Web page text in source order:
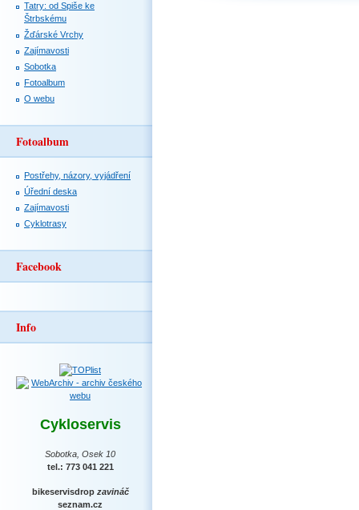
Tatry: od Spiše ke
Štrbskému
Žďárské Vrchy
Zajímavosti
Sobotka
Fotoalbum
O webu
Fotoalbum
Postřehy, názory, vyjádření
Úřední deska
Zajímavosti
Cyklotrasy
Facebook
Info
Cykloservis
Sobotka, Osek 10
tel.: 773 041 221
bikeservisdrop zavináč
seznam.cz